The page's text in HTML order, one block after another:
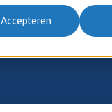
Accepteren